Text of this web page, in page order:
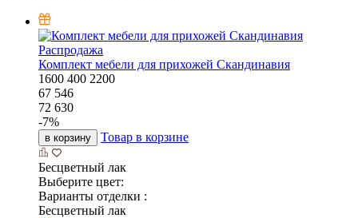
Распродажа
Комплект мебели для прихожей Скандинавия
1600 400 2200
67 546
72 630
-7%
в корзину Товар в корзине
Бесцветный лак
Выберите цвет:
Варианты отделки :
Бесцветный лак